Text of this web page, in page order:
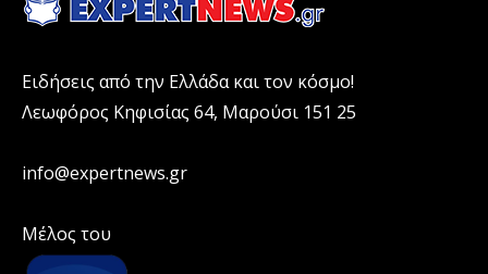
Ειδήσεις από την Ελλάδα και τον κόσμο!
Λεωφόρος Κηφισίας 64, Μαρούσι 151 25
info@expertnews.gr
Μέλος του